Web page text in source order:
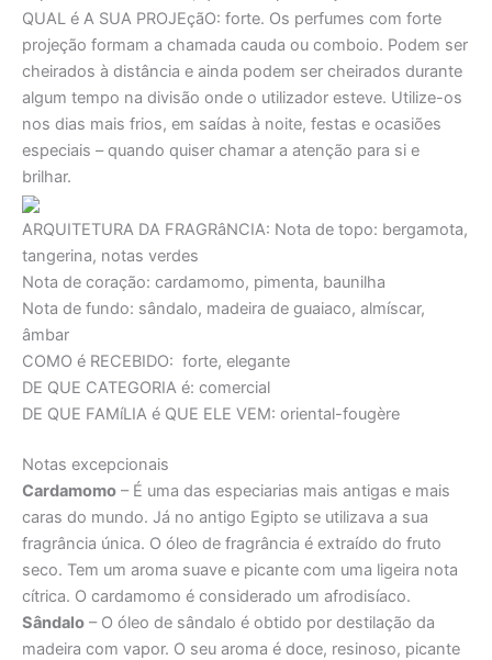
QUAL é A SUA PROJEçãO: forte. Os perfumes com forte
projeção formam a chamada cauda ou comboio. Podem ser
cheirados à distância e ainda podem ser cheirados durante
algum tempo na divisão onde o utilizador esteve. Utilize-os
nos dias mais frios, em saídas à noite, festas e ocasiões
especiais – quando quiser chamar a atenção para si e
brilhar.
ARQUITETURA DA FRAGRâNCIA: Nota de topo: bergamota,
tangerina, notas verdes
Nota de coração: cardamomo, pimenta, baunilha
Nota de fundo: sândalo, madeira de guaiaco, almíscar,
âmbar
COMO é RECEBIDO: forte, elegante
DE QUE CATEGORIA é: comercial
DE QUE FAMíLIA é QUE ELE VEM: oriental-fougère
Notas excepcionais
Cardamomo – É uma das especiarias mais antigas e mais
caras do mundo. Já no antigo Egipto se utilizava a sua
fragrância única. O óleo de fragrância é extraído do fruto
seco. Tem um aroma suave e picante com uma ligeira nota
cítrica. O cardamomo é considerado um afrodisíaco.
Sândalo – O óleo de sândalo é obtido por destilação da
madeira com vapor. O seu aroma é doce, resinoso, picante